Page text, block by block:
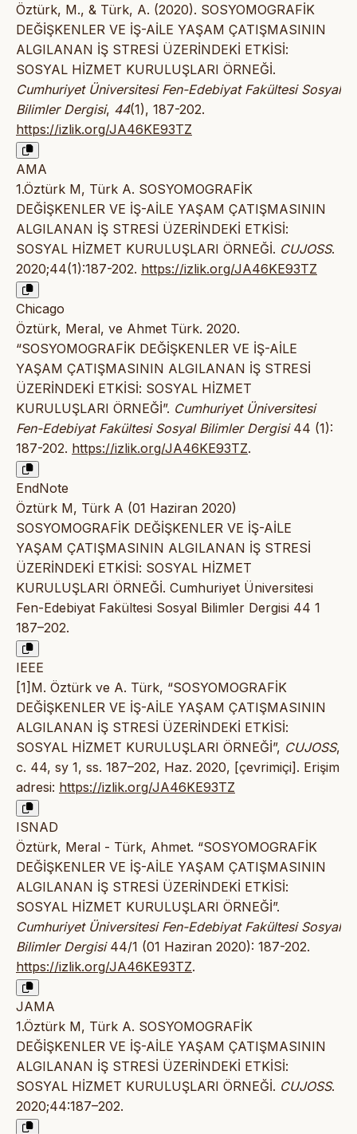
Öztürk, M., & Türk, A. (2020). SOSYOMOGRAFİK
DEĞİŞKENLER VE İŞ-AİLE YAŞAM ÇATIŞMASININ
ALGILANAN İŞ STRESİ ÜZERİNDEKİ ETKİSİ:
SOSYAL HİZMET KURULUŞLARI ÖRNEĞİ.
Cumhuriyet Üniversitesi Fen-Edebiyat Fakültesi Sosyal
Bilimler Dergisi, 44(1), 187-202.
https://izlik.org/JA46KE93TZ
AMA
1.Öztürk M, Türk A. SOSYOMOGRAFİK
DEĞİŞKENLER VE İŞ-AİLE YAŞAM ÇATIŞMASININ
ALGILANAN İŞ STRESİ ÜZERİNDEKİ ETKİSİ:
SOSYAL HİZMET KURULUŞLARI ÖRNEĞİ. CUJOSS.
2020;44(1):187-202. https://izlik.org/JA46KE93TZ
Chicago
Öztürk, Meral, ve Ahmet Türk. 2020.
“SOSYOMOGRAFİK DEĞİŞKENLER VE İŞ-AİLE
YAŞAM ÇATIŞMASININ ALGILANAN İŞ STRESİ
ÜZERİNDEKİ ETKİSİ: SOSYAL HİZMET
KURULUŞLARI ÖRNEĞİ”. Cumhuriyet Üniversitesi
Fen-Edebiyat Fakültesi Sosyal Bilimler Dergisi44 (1):
187-202. https://izlik.org/JA46KE93TZ.
EndNote
Öztürk M, Türk A (01 Haziran 2020)
SOSYOMOGRAFİK DEĞİŞKENLER VE İŞ-AİLE
YAŞAM ÇATIŞMASININ ALGILANAN İŞ STRESİ
ÜZERİNDEKİ ETKİSİ: SOSYAL HİZMET
KURULUŞLARI ÖRNEĞİ. Cumhuriyet Üniversitesi
Fen-Edebiyat Fakültesi Sosyal Bilimler Dergisi 44 1
187–202.
IEEE
[1]M. Öztürk ve A. Türk, “SOSYOMOGRAFİK
DEĞİŞKENLER VE İŞ-AİLE YAŞAM ÇATIŞMASININ
ALGILANAN İŞ STRESİ ÜZERİNDEKİ ETKİSİ:
SOSYAL HİZMET KURULUŞLARI ÖRNEĞİ”, CUJOSS,
c. 44, sy 1, ss. 187–202, Haz. 2020, [çevrimiçi]. Erişim
adresi: https://izlik.org/JA46KE93TZ
ISNAD
Öztürk, Meral - Türk, Ahmet. “SOSYOMOGRAFİK
DEĞİŞKENLER VE İŞ-AİLE YAŞAM ÇATIŞMASININ
ALGILANAN İŞ STRESİ ÜZERİNDEKİ ETKİSİ:
SOSYAL HİZMET KURULUŞLARI ÖRNEĞİ”.
Cumhuriyet Üniversitesi Fen-Edebiyat Fakültesi Sosyal
Bilimler Dergisi44/1 (01 Haziran 2020): 187-202.
https://izlik.org/JA46KE93TZ.
JAMA
1.Öztürk M, Türk A. SOSYOMOGRAFİK
DEĞİŞKENLER VE İŞ-AİLE YAŞAM ÇATIŞMASININ
ALGILANAN İŞ STRESİ ÜZERİNDEKİ ETKİSİ:
SOSYAL HİZMET KURULUŞLARI ÖRNEĞİ. CUJOSS.
2020;44:187–202.